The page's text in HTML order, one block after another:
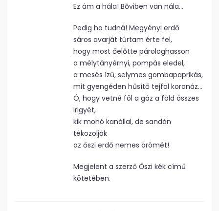
Ez ám a hála! Bőviben van nála…
Pedig ha tudná! Megyényi erdő
sáros avarját túrtam érte fel,
hogy most őelőtte párologhasson
a mélytányérnyi, pompás eledel,
a mesés ízű, selymes gombapaprikás,
mit gyengéden hűsítő tejföl koronáz…
Ó, hogy vetné föl a gáz a föld összes
irigyét,
kik mohó kanállal, de sandán
tékozolják
az őszi erdő nemes örömét!
Megjelent a szerző Őszi kék című
kötetében.